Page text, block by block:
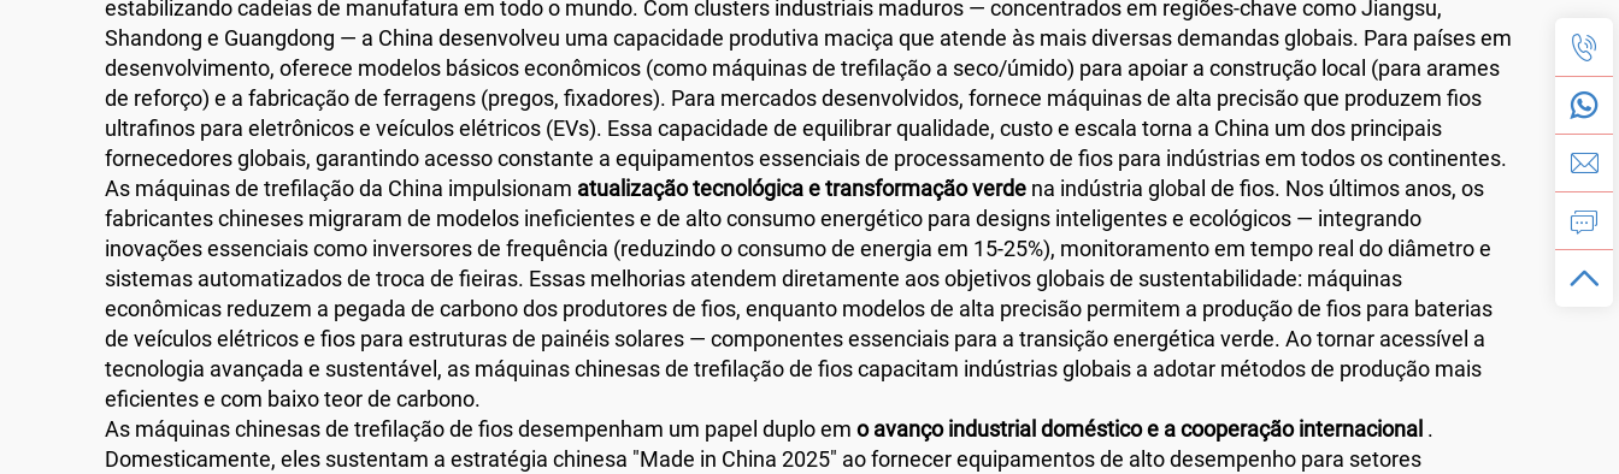
estabilizando cadeias de manufatura em todo o mundo. Com clusters industriais maduros — concentrados em regiões-chave como Jiangsu,
Shandong e Guangdong — a China desenvolveu uma capacidade produtiva maciça que atende às mais diversas demandas globais. Para países em
desenvolvimento, oferece modelos básicos econômicos (como máquinas de trefilação a seco/úmido) para apoiar a construção local (para arames
de reforço) e a fabricação de ferragens (pregos, fixadores). Para mercados desenvolvidos, fornece máquinas de alta precisão que produzem fios
ultrafinos para eletrônicos e veículos elétricos (EVs). Essa capacidade de equilibrar qualidade, custo e escala torna a China um dos principais
fornecedores globais, garantindo acesso constante a equipamentos essenciais de processamento de fios para indústrias em todos os continentes.
As máquinas de trefilação da China impulsionam atualização tecnológica e transformação verde na indústria global de fios. Nos últimos anos, os
fabricantes chineses migraram de modelos ineficientes e de alto consumo energético para designs inteligentes e ecológicos — integrando
inovações essenciais como inversores de frequência (reduzindo o consumo de energia em 15-25%), monitoramento em tempo real do diâmetro e
sistemas automatizados de troca de fieiras. Essas melhorias atendem diretamente aos objetivos globais de sustentabilidade: máquinas
econômicas reduzem a pegada de carbono dos produtores de fios, enquanto modelos de alta precisão permitem a produção de fios para baterias
de veículos elétricos e fios para estruturas de painéis solares — componentes essenciais para a transição energética verde. Ao tornar acessível a
tecnologia avançada e sustentável, as máquinas chinesas de trefilação de fios capacitam indústrias globais a adotar métodos de produção mais
eficientes e com baixo teor de carbono.
As máquinas chinesas de trefilação de fios desempenham um papel duplo em o avanço industrial doméstico e a cooperação internacional .
Domesticamente, eles sustentam a estratégia chinesa "Made in China 2025" ao fornecer equipamentos de alto desempenho para setores